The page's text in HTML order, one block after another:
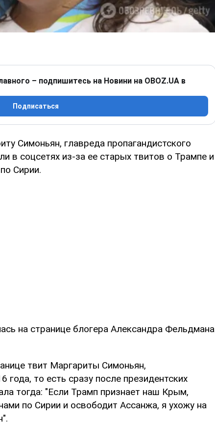
– подпишитесь на Новини на OBOZ.UA в
Подписаться
Симоньян, главреда пропагандистского
в соцсетях из-за ее старых твитов о Трампе и
по Сирии.
на странице блогера Александра Фельдмана
твит Маргариты Симоньян,
то есть сразу после президентских
тогда: "Если Трамп признает наш Крым,
по Сирии и освободит Ассанжа, я ухожу на